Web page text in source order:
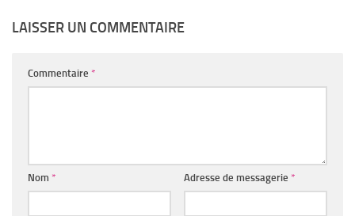
LAISSER UN COMMENTAIRE
Commentaire *
Nom * Adresse de messagerie *